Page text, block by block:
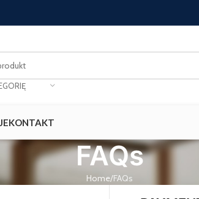
KONTAKT
FAQs
Home FAQs